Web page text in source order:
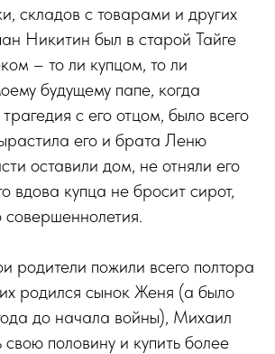
складов с товарами и других
Никитин был в старой Тайге
– то ли купцом, то ли
будущему папе, когда
с его отцом, было всего
его и брата Леню
оставили дом, не отняли его
вдова купца не бросит сирот,
совершеннолетия.
родители пожили всего полтора
родился сынок Женя (а было
до начала войны), Михаил
половину и купить более